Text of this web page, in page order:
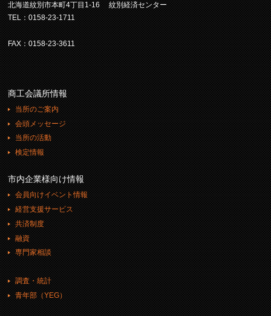
北海道紋別市本町4丁目1-16 紋別経済センター
TEL：0158-23-1711
FAX：0158-23-3611
商工会議所情報
当所のご案内
会頭メッセージ
当所の活動
検定情報
市内企業様向け情報
会員向けイベント情報
経営支援サービス
共済制度
融資
専門家相談
調査・統計
青年部（YEG）